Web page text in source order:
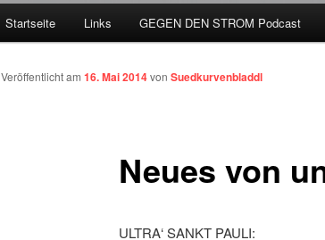
Startseite Links GEGEN DEN STROM Podcast
Neues von
Veröffentlicht am 16. Mai 2014von Suedkurvenbladdl
ULTRA‘ SANKT PAULI: